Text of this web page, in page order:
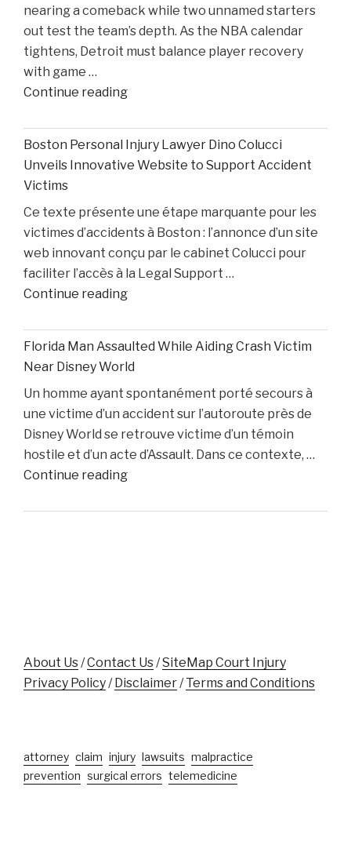
After
Losing
Taison
Gabe
Colin
nearing a comeback while two unnamed starters
out test the team’s depth. As the NBA calendar
tightens, Detroit must balance player recovery
with game …
Continue reading"Pistons
Update:
Cade
Cunningham
Comeback
While
Two
Starters
Remain
Boston Personal Injury Lawyer Dino Colucci
Unveils Innovative Website to Support Accident
Victims
Ce texte présente une étape marquante pour les
victimes d’accidents à Boston : l’annonce d’un site
web innovant conçu par le cabinet Colucci pour
faciliter l’accès à la Legal Support …
Continue reading"Boston
Injury
Lawyer
Dino
Colucci
Unveils
Innovative
Website
to
Florida Man Assaulted While Aiding Crash Victim
Near Disney World
Un homme ayant spontanément porté secours à
une victime d’un accident sur l’autoroute près de
Disney World se retrouve victime d’un témoin
hostile et d’un acte d’Assault. Dans ce contexte, …
Continue reading"Florida
Assaulted
World"
About Us /Contact Us /SiteMap Court Injury
Privacy Policy /Disclaimer /Terms and Conditions
attorney claim injury lawsuits malpractice
prevention surgical errors telemedicine